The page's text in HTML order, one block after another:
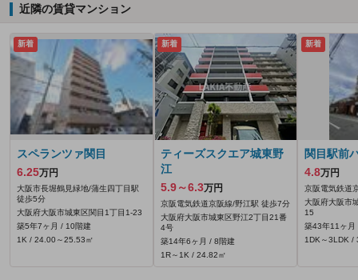
近隣の賃貸マンション
新着
スペランツァ関目
6.25万円
大阪市長堀鶴見緑地/蒲生四丁目駅
徒歩5分
大阪府大阪市城東区関目1丁目1-23
築5年7ヶ月 / 10階建
1K / 24.00～25.53㎡
新着
ティーズスクエア城東野
江
5.9～6.3万円
京阪電気鉄道京阪線/野江駅 徒歩7分
大阪府大阪市城東区野江2丁目21番
4号
築14年6ヶ月 / 8階建
1R～1K / 24.82㎡
新着
関目駅前
4.8万円
京阪電気鉄道
大阪府大阪市
15
築43年11ヶ月
1DK～3LDK /